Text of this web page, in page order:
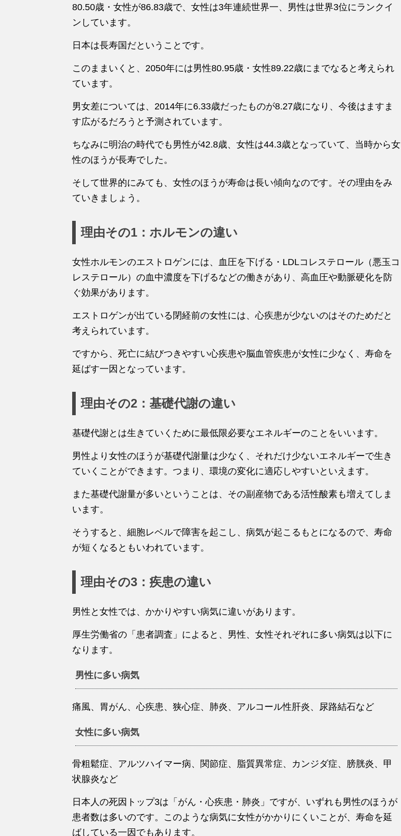
80.50歳・女性が86.83歳で、女性は3年連続世界一、男性は世界3位にランクイ
ンしています。
日本は長寿国だということです。
このままいくと、2050年には男性80.95歳・女性89.22歳にまでなると考えられ
ています。
男女差については、2014年に6.33歳だったものが8.27歳になり、今後はますま
す広がるだろうと予測されています。
ちなみに明治の時代でも男性が42.8歳、女性は44.3歳となっていて、当時から女
性のほうが長寿でした。
そして世界的にみても、女性のほうが寿命は長い傾向なのです。その理由をみ
ていきましょう。
理由その1：ホルモンの違い
女性ホルモンのエストロゲンには、血圧を下げる・LDLコレステロール（悪玉コ
レステロール）の血中濃度を下げるなどの働きがあり、高血圧や動脈硬化を防
ぐ効果があります。
エストロゲンが出ている閉経前の女性には、心疾患が少ないのはそのためだと
考えられています。
ですから、死亡に結びつきやすい心疾患や脳血管疾患が女性に少なく、寿命を
延ばす一因となっています。
理由その2：基礎代謝の違い
基礎代謝とは生きていくために最低限必要なエネルギーのことをいいます。
男性より女性のほうが基礎代謝量は少なく、それだけ少ないエネルギーで生き
ていくことができます。つまり、環境の変化に適応しやすいといえます。
また基礎代謝量が多いということは、その副産物である活性酸素も増えてしま
います。
そうすると、細胞レベルで障害を起こし、病気が起こるもとになるので、寿命
が短くなるともいわれています。
理由その3：疾患の違い
男性と女性では、かかりやすい病気に違いがあります。
厚生労働省の「患者調査」によると、男性、女性それぞれに多い病気は以下に
なります。
男性に多い病気
痛風、胃がん、心疾患、狭心症、肺炎、アルコール性肝炎、尿路結石など
女性に多い病気
骨粗鬆症、アルツハイマー病、関節症、脂質異常症、カンジダ症、膀胱炎、甲
状腺炎など
日本人の死因トップ3は「がん・心疾患・肺炎」ですが、いずれも男性のほうが
患者数は多いのです。このような病気に女性がかかりにくいことが、寿命を延
ばしている一因でもあります。